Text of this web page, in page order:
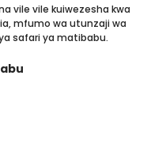
vile vile kuiwezesha kwa
mfumo wa utunzaji wa
safari ya matibabu.